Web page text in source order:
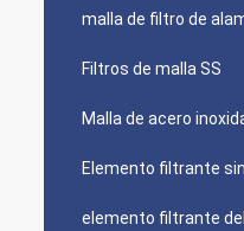
malla de filtro de
Filtros de malla SS
Malla de acero
Elemento filtrante
elemento filtrante